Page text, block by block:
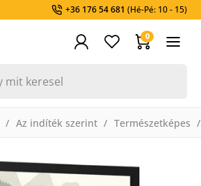
+36 176 54 681 (Hé-Pé: 10 - 15)
0
Az indíték szerint Természetképes